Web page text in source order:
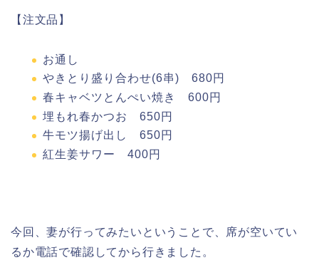
【注文品】
お通し
やきとり盛り合わせ(6串) 680円
春キャベツとんぺい焼き 600円
埋もれ春かつお 650円
牛モツ揚げ出し 650円
紅生姜サワー 400円
今回、妻が行ってみたいということで、席が空いてい
るか電話で確認してから行きました。